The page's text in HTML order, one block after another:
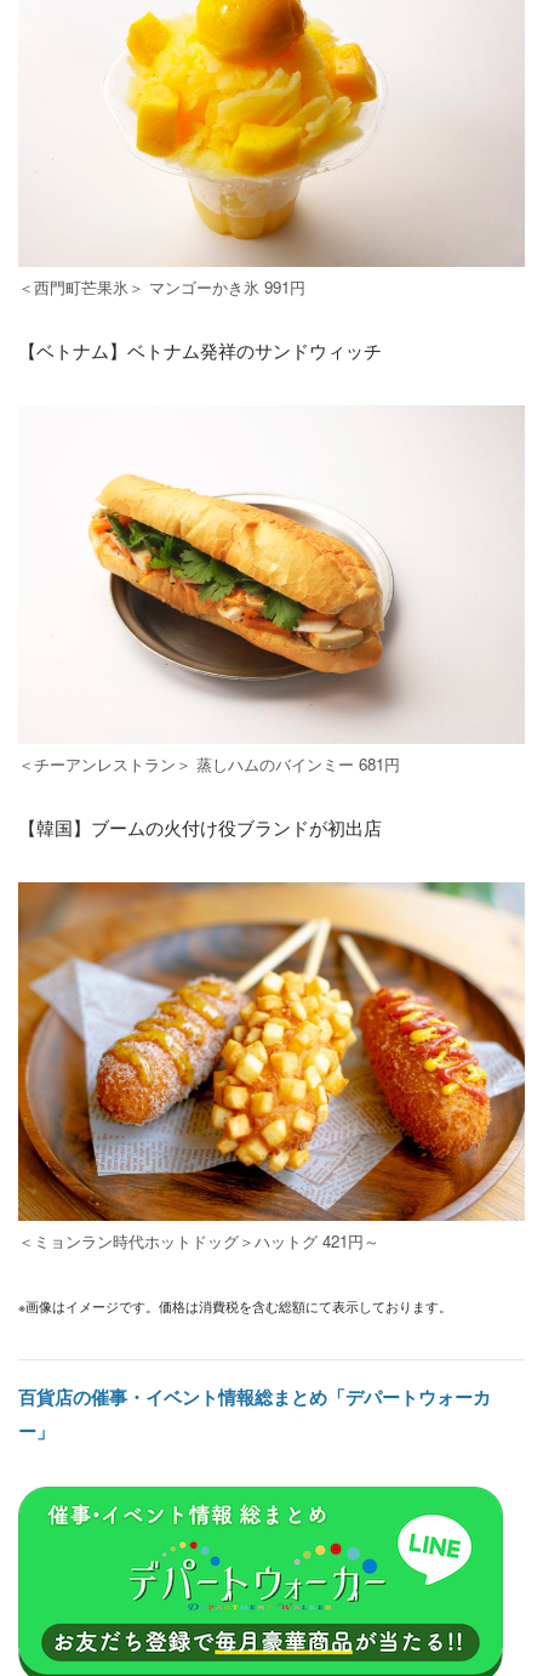
＜西門町芒果氷＞ マンゴーかき氷 991円
【ベトナム】ベトナム発祥のサンドウィッチ
＜チーアンレストラン＞ 蒸しハムのバインミー 681円
【韓国】ブームの火付け役ブランドが初出店
＜ミョンラン時代ホットドッグ＞ハットグ 421円～
※画像はイメージです。価格は消費税を含む総額にて表示しております。
百貨店の催事・イベント情報総まとめ「デパートウォーカ
ー」